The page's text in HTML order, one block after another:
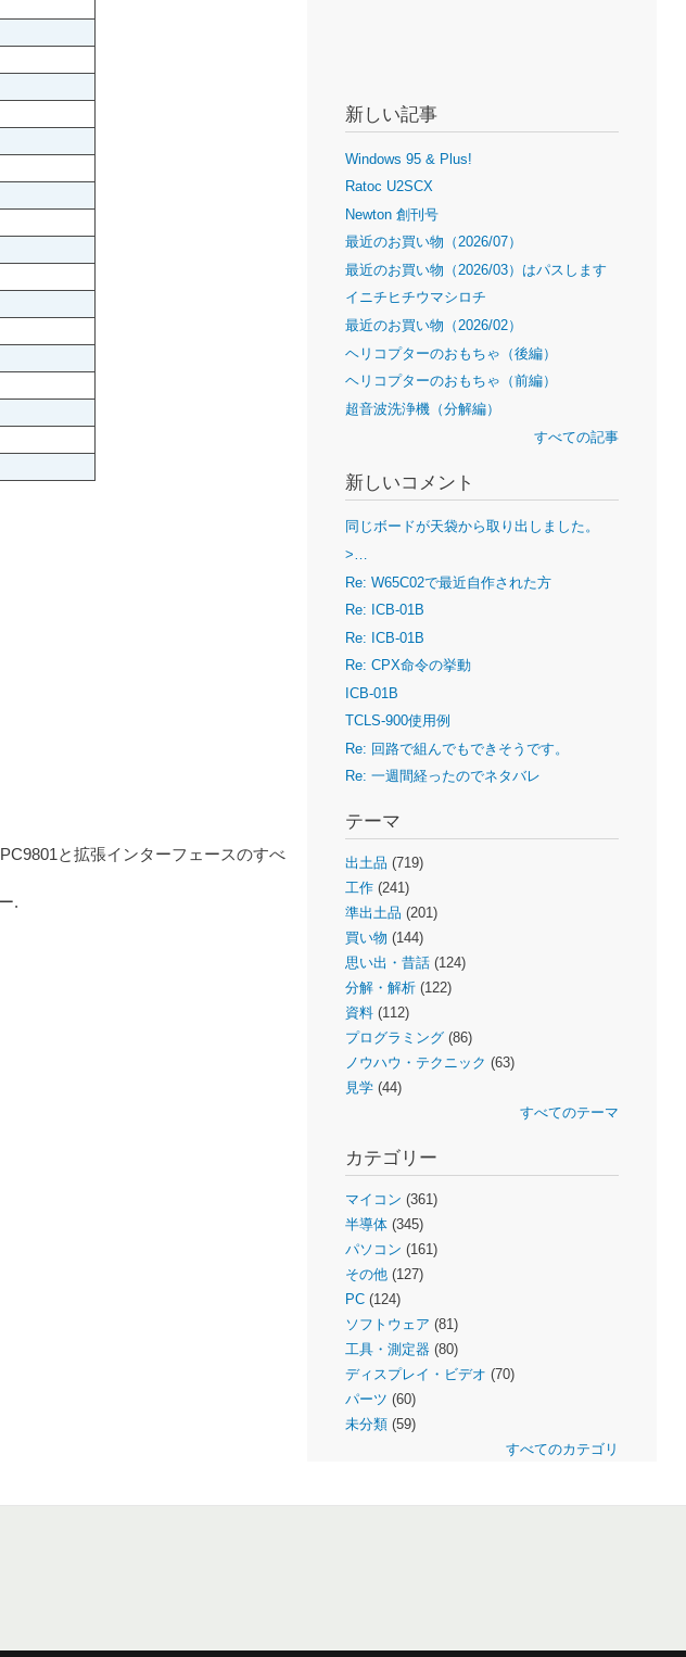
と拡張インターフェースのすべ
.
新しい記事
Windows 95 & Plus!
Ratoc U2SCX
Newton 創刊号
最近のお買い物（2026/07）
最近のお買い物（2026/03）はパスします
イニチヒチウマシロチ
最近のお買い物（2026/02）
ヘリコプターのおもちゃ（後編）
ヘリコプターのおもちゃ（前編）
超音波洗浄機（分解編）
すべての記事
新しいコメント
同じボードが天袋から取り出しました。
>…
Re: W65C02で最近自作された方
Re: ICB-01B
Re: ICB-01B
Re: CPX命令の挙動
ICB-01B
TCLS-900使用例
Re: 回路で組んでもできそうです。
Re: 一週間経ったのでネタバレ
テーマ
出土品 (719)
工作(241)
準出土品 (201)
買い物 (144)
思い出・昔話(124)
分解・解析(122)
資料(112)
プログラミング(86)
ノウハウ・テクニック (63)
見学(44)
すべてのテーマ
カテゴリー
マイコン (361)
半導体(345)
パソコン (161)
その他(127)
PC(124)
ソフトウェア (81)
工具・測定器(80)
ディスプレイ・ビデオ (70)
パーツ (60)
未分類(59)
すべてのカテゴリ